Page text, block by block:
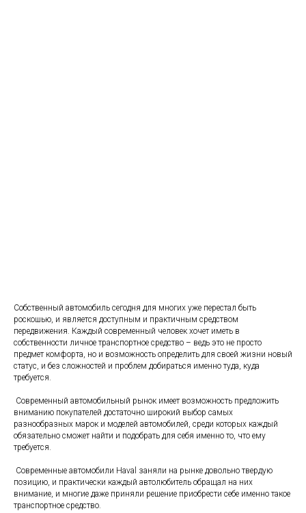
Собственный автомобиль сегодня для многих уже перестал быть
роскошью, и является доступным и практичным средством
передвижения. Каждый современный человек хочет иметь в
собственности личное транспортное средство – ведь это не просто
предмет комфорта, но и возможность определить для своей жизни новый
статус, и без сложностей и проблем добираться именно туда, куда
требуется.
Современный автомобильный рынок имеет возможность предложить
вниманию покупателей достаточно широкий выбор самых
разнообразных марок и моделей автомобилей, среди которых каждый
обязательно сможет найти и подобрать для себя именно то, что ему
требуется.
Современные автомобили Haval заняли на рынке довольно твердую
позицию, и практически каждый автолюбитель обращал на них
внимание, и многие даже приняли решение приобрести себе именно такое
транспортное средство.